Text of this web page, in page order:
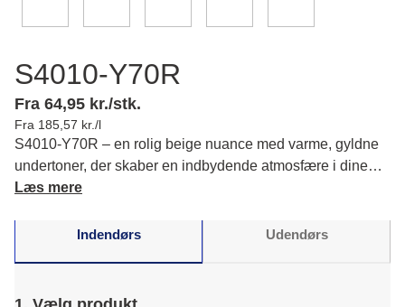
S4010-Y70R
Fra 64,95 kr./stk.
Fra 185,57 kr./l
S4010-Y70R – en rolig beige nuance med varme, gyldne
undertoner, der skaber en indbydende atmosfære i dine
rum. Læs mere om farvens karakter og matchende farver.
Læs mere
Indendørs Udendørs